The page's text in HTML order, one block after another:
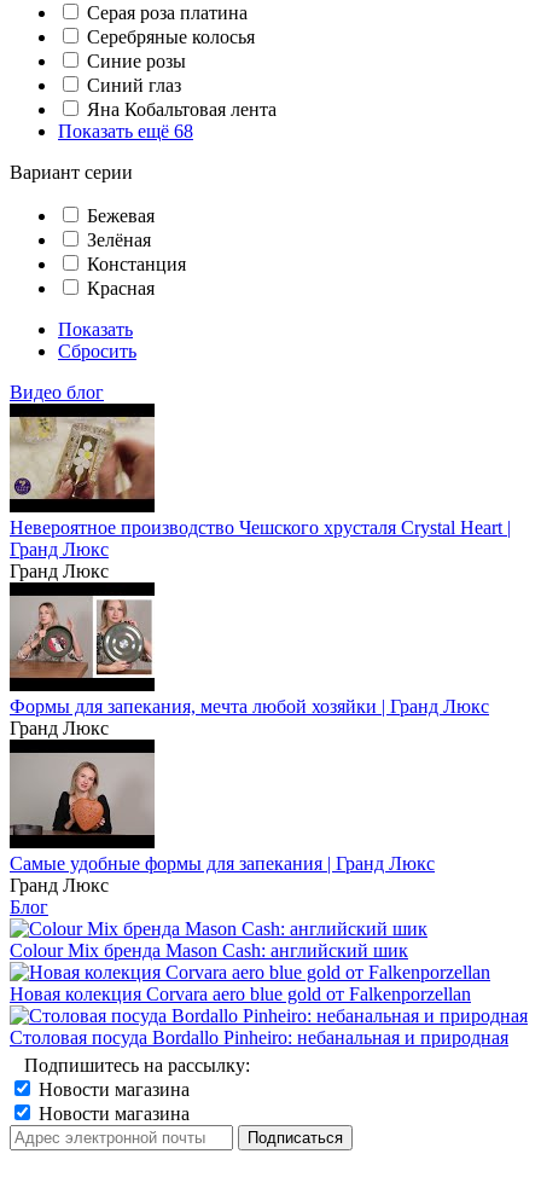
Серая роза платина
Серебряные колосья
Синие розы
Синий глаз
Яна Кобальтовая лента
Показать ещё 68
Вариант серии
Бежевая
Зелёная
Констанция
Красная
Показать
Сбросить
Видео блог
Невероятное производство Чешского хрусталя Crystal Heart |
Гранд Люкс
Гранд Люкс
Формы для запекания, мечта любой хозяйки | Гранд Люкс
Гранд Люкс
Самые удобные формы для запекания | Гранд Люкс
Гранд Люкс
Блог
Colour Mix бренда Mason Cash: английский шик
Новая колекция Corvara aero blue gold от Falkenporzellan
Столовая посуда Bordallo Pinheiro: небанальная и природная
Подпишитесь на рассылку:
Новости магазина
Новости магазина